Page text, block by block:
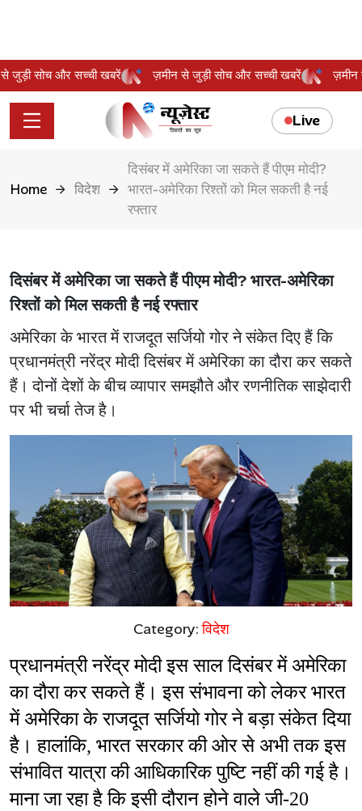
से जुड़ी सोच और सच्ची खबरें ज़मीन से जुड़ी सोच और सच्ची खबरें
Live
Home विदेश
दिसंबर में अमेरिका जा सकते हैं पीएम मोदी?
भारत-अमेरिका रिश्तों को मिल सकती है नई
रफ्तार
दिसंबर में अमेरिका जा सकते हैं पीएम मोदी? भारत-अमेरिका
रिश्तों को मिल सकती है नई रफ्तार
अमेरिका के भारत में राजदूत सर्जियो गोर ने संकेत दिए हैं कि
प्रधानमंत्री नरेंद्र मोदी दिसंबर में अमेरिका का दौरा कर सकते
हैं। दोनों देशों के बीच व्यापार समझौते और रणनीतिक साझेदारी
पर भी चर्चा तेज है।
Category:विदेश
प्रधानमंत्री नरेंद्र मोदी इस साल दिसंबर में अमेरिका
का दौरा कर सकते हैं। इस संभावना को लेकर भारत
में अमेरिका के राजदूत सर्जियो गोर ने बड़ा संकेत दिया
है। हालांकि, भारत सरकार की ओर से अभी तक इस
संभावित यात्रा की आधिकारिक पुष्टि नहीं की गई है।
माना जा रहा है कि इसी दौरान होने वाले जी-20